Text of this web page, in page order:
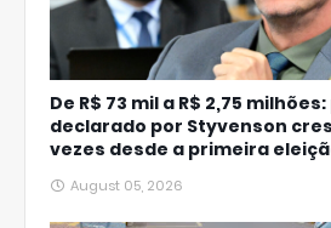
De R$ 73 mil a R$ 2,75
declarado por Styvenson
vezes desde a primeira
August 05, 2026